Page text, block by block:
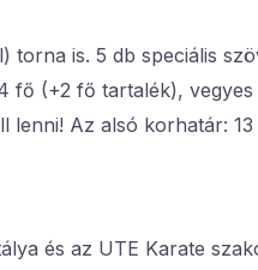
torna is. 5 db speciális
fő (+2 fő tartalék),
lenni! Az alsó korhatár:
és az UTE Karate